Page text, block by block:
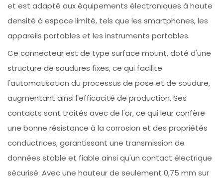
et est adapté aux équipements électroniques à haute
densité à espace limité, tels que les smartphones, les
appareils portables et les instruments portables.
Ce connecteur est de type surface mount, doté d'une
structure de soudures fixes, ce qui facilite
l'automatisation du processus de pose et de soudure,
augmentant ainsi l'efficacité de production. Ses
contacts sont traités avec de l'or, ce qui leur confère
une bonne résistance à la corrosion et des propriétés
conductrices, garantissant une transmission de
données stable et fiable ainsi qu'un contact électrique
sécurisé. Avec une hauteur de seulement 0,75 mm sur